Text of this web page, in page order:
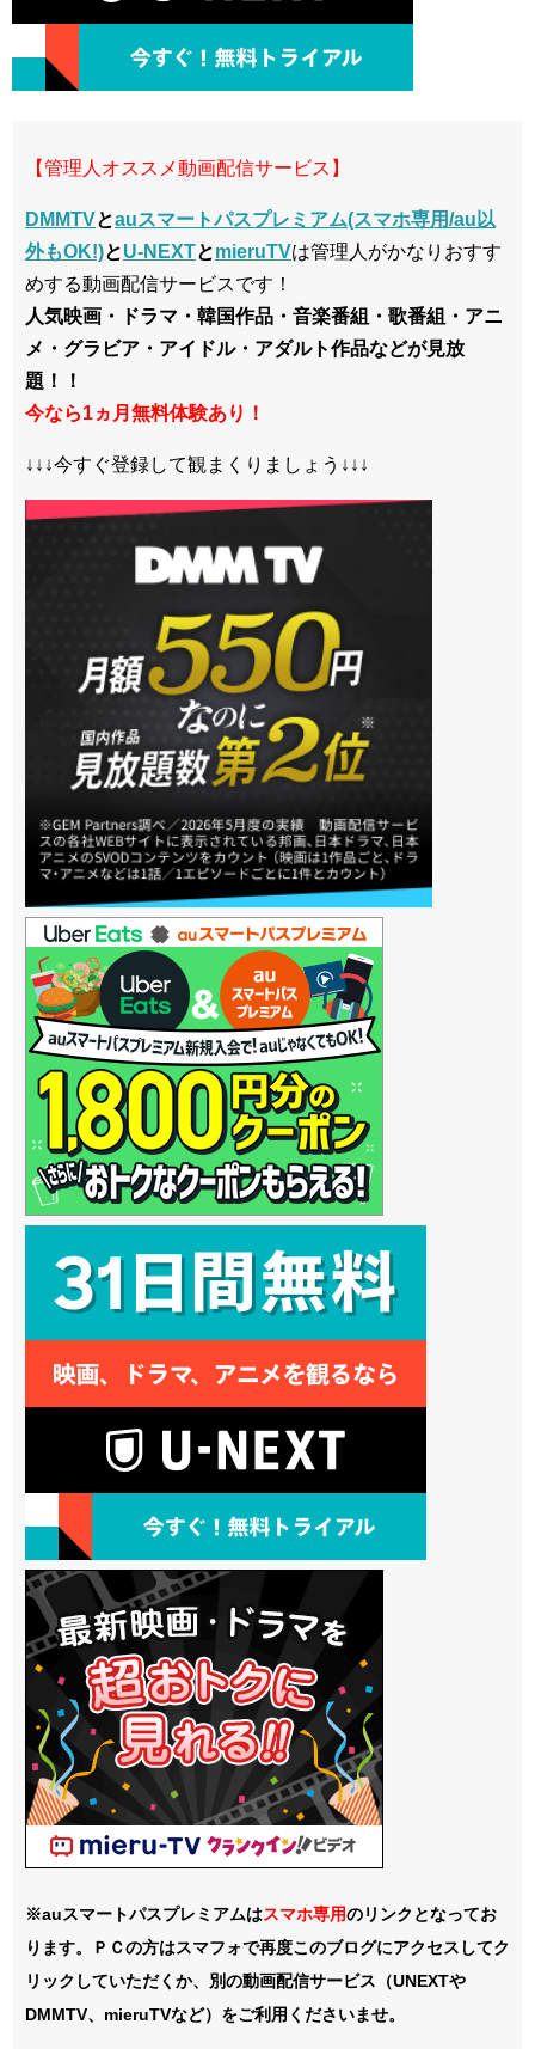
【管理人オススメ動画配信サービス】
DMMTVとauスマートパスプレミアム(スマホ専用/au以
外もOK!)とU-NEXTとmieruTVは管理人がかなりおすす
めする動画配信サービスです！
人気映画・ドラマ・韓国作品・音楽番組・歌番組・アニ
メ・グラビア・アイドル・アダルト作品などが見放
題！！
今なら1ヵ月無料体験あり！
↓↓↓今すぐ登録して観まくりましょう↓↓↓
※auスマートパスプレミアムはスマホ専用のリンクとなってお
ります。ＰＣの方はスマフォで再度このブログにアクセスしてク
リックしていただくか、別の動画配信サービス（UNEXTや
DMMTV、mieruTVなど）をご利用くださいませ。